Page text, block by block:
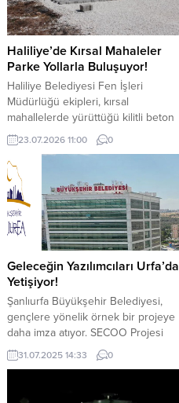
Haliliye’de Kırsal Mahaleler
Parke Yollarla Buluşuyor!
Haliliye Belediyesi Fen İşleri
Müdürlüğü ekipleri, kırsal
mahallelerde yürüttüğü kilitli beton
parkedöşeme çalışmalarıyla
vatandaşların daha güvenli ve
konforlu yollara kavuşmasını
sağlıyor. Haliliye Belediye Başkanı
Mehmet Canpolat’ın talimatları
doğrultusunda çalışmalarını
sürdüren Fen İşleri Müdürlüğü
ekipleri, bir yandan yeni yol açma
ve stabilize çalışmalarını
gerçekleştirirken, diğer yandan
merkez ve kırsal mahallelerde
parke...
23.07.2026 11:00 0
Geleceğin Yazılımcıları Urfa’da
Yetişiyor!
Şanlıurfa Büyükşehir Belediyesi,
gençlere yönelik örnek bir projeye
daha imza atıyor. SECOO Projesi
kapsamında hayata geçirilen
VISION LAB – Yazılım Tasarım ve
gençleri dijital dünyanın güçlü
31.07.2025 14:33 0